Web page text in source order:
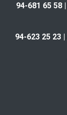
94-681 65 58 |
94-623 25 23 |